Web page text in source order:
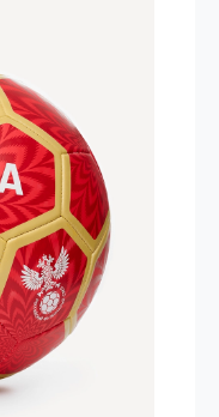
за 6 месяцев
за 6 месяцев
за 6 месяцев -